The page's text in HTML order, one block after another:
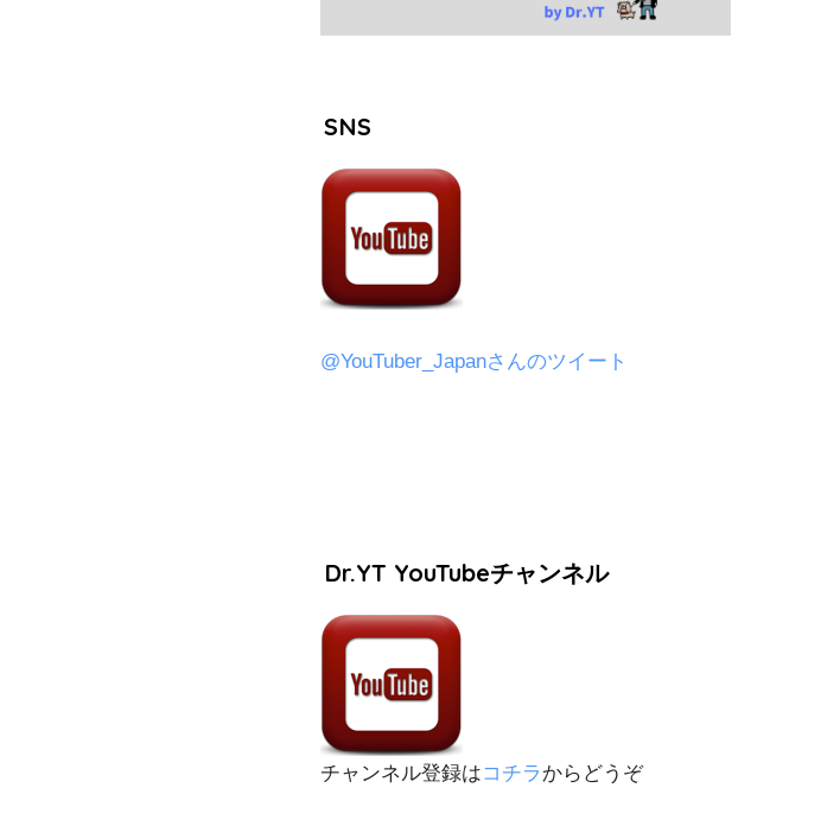
SNS
@YouTuber_Japanさんのツイート
Dr.YT YouTubeチャンネル
チャンネル登録はコチラ からどうぞ